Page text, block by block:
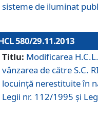
sisteme de iluminat
580/29.11.2013
Titlu: Modificarea
vânzarea de către S.C.
locuinţă nerestituite în
Legii nr. 112/1995 şi